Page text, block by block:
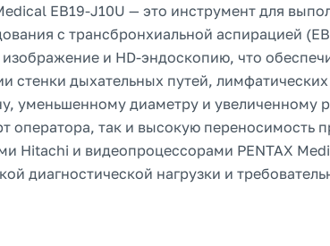
EB19-J10U — это инструмент для
с трансбронхиальной аспирацией
изображение и HD-эндоскопию, что
стенки дыхательных путей,
уменьшенному диаметру и увеличенному
оператора, так и высокую переносимость
Hitachi и видеопроцессорами PENTAX
диагностической нагрузки и